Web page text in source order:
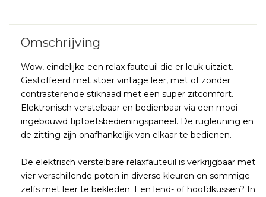
Wow, eindelijke een relax fauteuil die er leuk uitziet.
Gestoffeerd met stoer vintage leer, met of zonder
contrasterende stiknaad met een super zitcomfort.
Elektronisch verstelbaar en bedienbaar via een mooi
ingebouwd tiptoetsbedieningspaneel. De rugleuning en
de zitting zijn onafhankelijk van elkaar te bedienen.
De elektrisch verstelbare relaxfauteuil is verkrijgbaar met
vier verschillende poten in diverse kleuren en sommige
zelfs met leer te bekleden. Een lend- of hoofdkussen? In